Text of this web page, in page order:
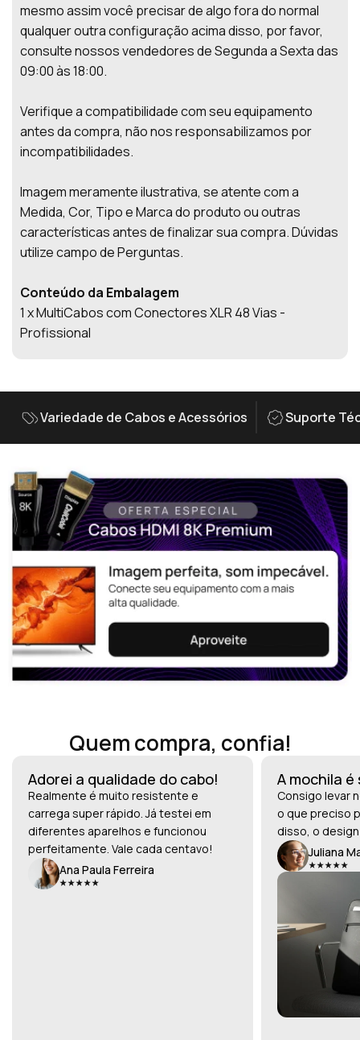
mesmo assim você precisar de algo fora do normal
qualquer outra configuração acima disso, por favor,
consulte nossos vendedores de Segunda a Sexta das
09:00 às 18:00.
Verifique a compatibilidade com seu equipamento
antes da compra, não nos responsabilizamos por
incompatibilidades.
Imagem meramente ilustrativa, se atente com a
Medida, Cor, Tipo e Marca do produto ou outras
características antes de finalizar sua compra. Dúvidas
utilize campo de Perguntas.
Conteúdo da Embalagem
1 x MultiCabos com Conectores XLR 48 Vias -
Profissional
Variedade de Cabos e Acessórios Suporte
Quem compra, confia!
Adorei a qualidade do cabo!
Realmente é muito resistente e
carrega super rápido. Já testei em
diferentes aparelhos e funcionou
perfeitamente. Vale cada centavo!
Ana Paula Ferreira
A mochila
Consigo levar
o que preciso
disso, o
Juliana